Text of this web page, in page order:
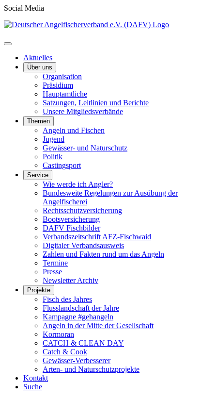
Social Media
Aktuelles
Über uns
Organisation
Präsidium
Hauptamtliche
Satzungen, Leitlinien und Berichte
Unsere Mitgliedsverbände
Themen
Angeln und Fischen
Jugend
Gewässer- und Naturschutz
Politik
Castingsport
Service
Wie werde ich Angler?
Bundesweite Regelungen zur Ausübung der
Angelfischerei
Rechtsschutzversicherung
Bootsversicherung
DAFV Fischbilder
Verbandszeitschrift AFZ-Fischwaid
Digitaler Verbandsausweis
Zahlen und Fakten rund um das Angeln
Termine
Presse
Newsletter Archiv
Projekte
Fisch des Jahres
Flusslandschaft der Jahre
Kampagne #gehangeln
Angeln in der Mitte der Gesellschaft
Kormoran
CATCH & CLEAN DAY
Catch & Cook
Gewässer-Verbesserer
Arten- und Naturschutzprojekte
Kontakt
Suche